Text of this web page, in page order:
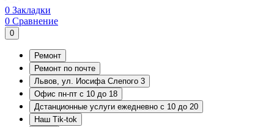
0 Закладки
0 Сравнение
0
Ремонт
Ремонт по почте
Львов, ул. Иосифа Слепого 3
Офис пн-пт с 10 до 18
Дстанционные услуги ежедневно с 10 до 20
Наш Tik-tok